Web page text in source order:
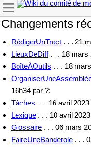
Changements
RédigerUnTract . . . 21
LieuxDeDiff. . . 18 mars
BoîteÀOutils . . . 18
16h34 par ?:
Tâches . . . 16 avril
Lexique . . . 10 avril
Glossaire . . . 06 mars
FaireUneBanderole . . .